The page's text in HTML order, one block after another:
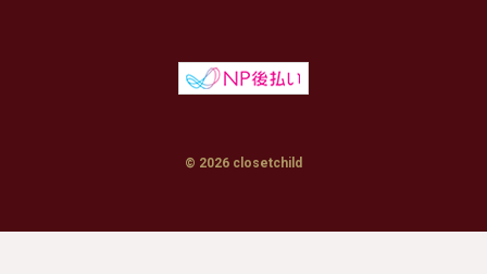
© 2026 closetchild